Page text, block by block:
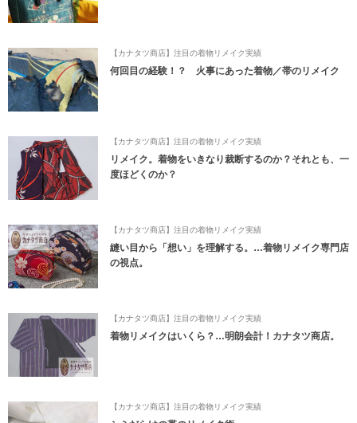
【カナタツ商店】注目の着物リメイク実績
何回目の経験！？ 火事にあった着物／帯のリメイク
【カナタツ商店】注目の着物リメイク実績
リメイク。着物をいきなり裁断するのか？それとも、一
度ほどくのか？
【カナタツ商店】注目の着物リメイク実績
縫い目から「想い」を理解する。…着物リメイク専門店
の視点。
【カナタツ商店】注目の着物リメイク実績
着物リメイクはいくら？…明朗会計！カナタツ商店。
【カナタツ商店】注目の着物リメイク実績